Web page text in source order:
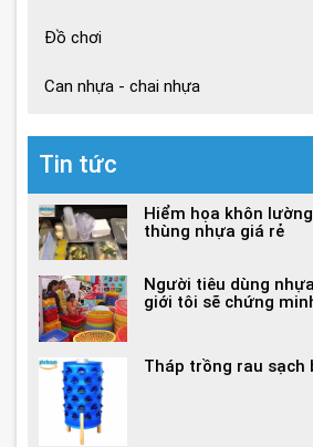
Đồ chơi
Can nhựa - chai nhựa
Tin tức
Hiểm họa khôn
thùng nhựa giá rẻ
Người tiêu dùng
giới tôi sẽ chứng
Tháp trồng rau sạch